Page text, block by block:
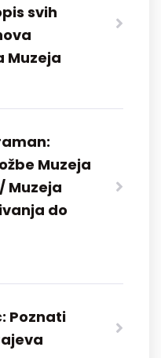
svih
Muzeja
Muzeja
Muzeja
do
Poznati